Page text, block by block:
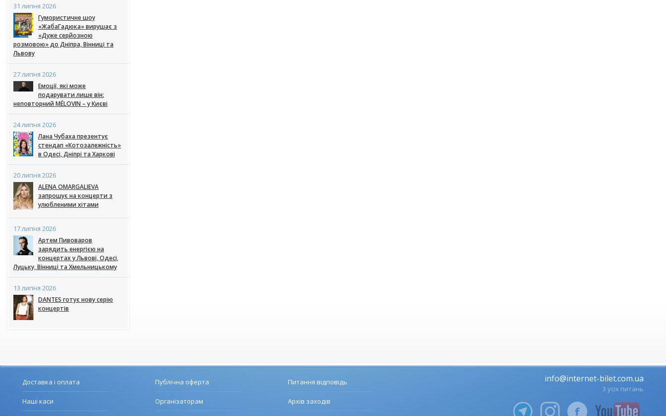
31 липня 2026
Гумористичне шоу
«ЖабаГадюка» вирушає з
«Дуже серйозною
розмовою» до Дніпра, Вінниці та
Львову
27 липня 2026
Емоції, які може
подарувати лише він:
неповторний MÉLOVIN – у Києві
24 липня 2026
Лана Чубаха презентує
стендап «Котозалежність»
в Одесі, Дніпрі та Харкові
20 липня 2026
ALENA OMARGALIEVA
запрошує на концерти з
улюбленими хітами
17 липня 2026
Артем Пивоваров
зарядить енергією на
концертах у Львові, Одесі,
Луцьку, Вінниці та Хмельницькому
13 липня 2026
DANTES готує нову серію
концертів
Доставка і оплата
Наші каси
Публічна оферта
Організаторам
Питання відповідь
Архів заходів
info@internet-bilet.com.ua
З усіх питань